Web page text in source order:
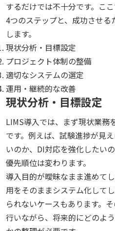
するだけでは不十分です。こ
4つのステップと、成功させ
します。
現状分析・目標設定
プロジェクト体制の整備
適切なシステムの選定
運用・継続的な改善
現状分析・目標設定
LIMS導入では、まず現状業務
です。例えば、試験進捗が見
いのか、DI対応を強化したい
優先順位は変わります。
導入目的が曖昧なまま進めて
用をそのままシステム化して
られないケースもあります。
行いながら、将来的にどのよ